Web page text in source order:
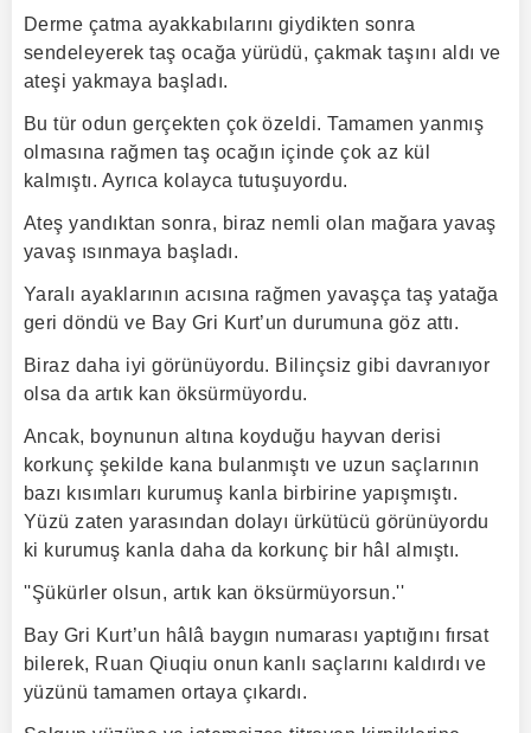
Derme çatma ayakkabılarını giydikten sonra
sendeleyerek taş ocağa yürüdü, çakmak taşını aldı ve
ateşi yakmaya başladı.
Bu tür odun gerçekten çok özeldi. Tamamen yanmış
olmasına rağmen taş ocağın içinde çok az kül
kalmıştı. Ayrıca kolayca tutuşuyordu.
Ateş yandıktan sonra, biraz nemli olan mağara yavaş
yavaş ısınmaya başladı.
Yaralı ayaklarının acısına rağmen yavaşça taş yatağa
geri döndü ve Bay Gri Kurt’un durumuna göz attı.
Biraz daha iyi görünüyordu. Bilinçsiz gibi davranıyor
olsa da artık kan öksürmüyordu.
Ancak, boynunun altına koyduğu hayvan derisi
korkunç şekilde kana bulanmıştı ve uzun saçlarının
bazı kısımları kurumuş kanla birbirine yapışmıştı.
Yüzü zaten yarasından dolayı ürkütücü görünüyordu
ki kurumuş kanla daha da korkunç bir hâl almıştı.
''Şükürler olsun, artık kan öksürmüyorsun.''
Bay Gri Kurt’un hâlâ baygın numarası yaptığını fırsat
bilerek, Ruan Qiuqiu onun kanlı saçlarını kaldırdı ve
yüzünü tamamen ortaya çıkardı.